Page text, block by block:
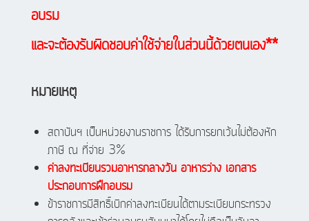
อบรม
และจะต้องรับผิดชอบค่าใช้จ่ายในส่วนนี้ด้วยตนเอง**
หมายเหตุ
สถาบันฯ เป็นหน่วยงานราชการ ได้รับการยกเว้นไม่ต้องหัก
ภาษี ณ ที่จ่าย 3%
ค่าลงทะเบียนรวมอาหารกลางวัน อาหารว่าง เอกสาร
ประกอบการฝึกอบรม
ข้าราชการมีสิทธิ์เบิกค่าลงทะเบียนได้ตามระเบียบกระทรวง